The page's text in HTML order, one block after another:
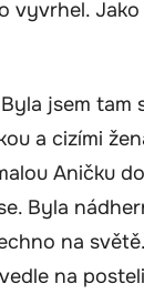
vyvrhel.
jsem tam
a cizími
Aničku
Byla
na
na